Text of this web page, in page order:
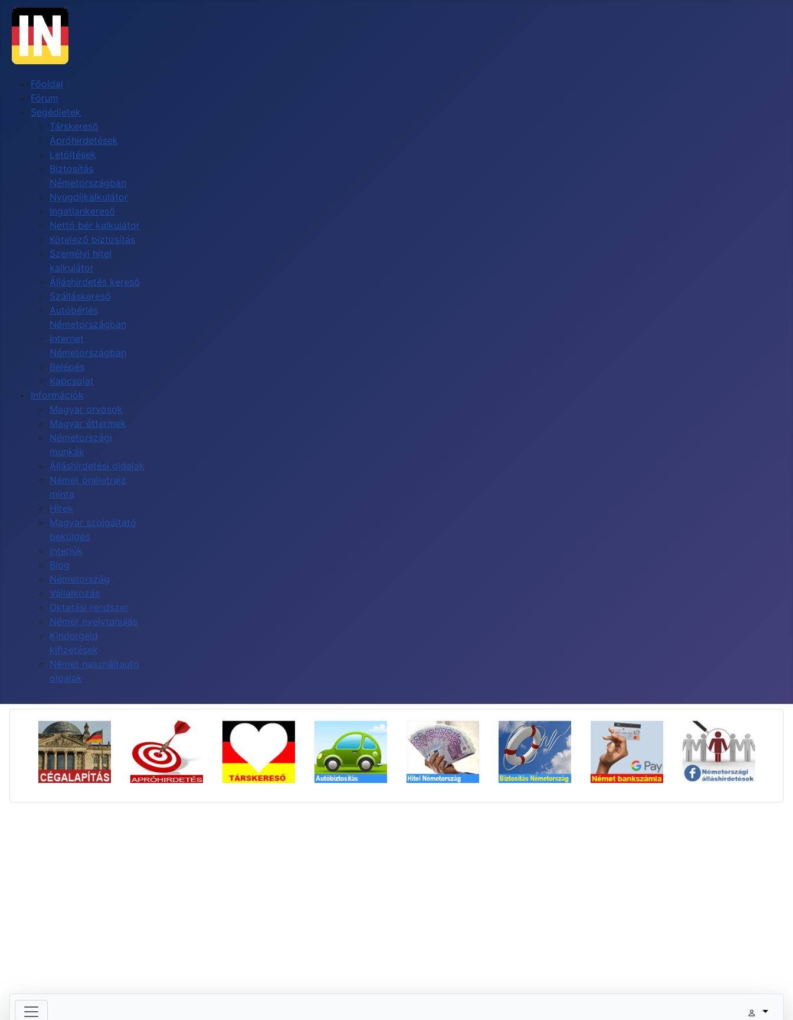
Főoldal
Fórum
Segédletek
Társkereső
Apróhirdetések
Letöltések
Biztosítás
Németországban
Nyugdíjkalkulátor
Ingatlankereső
Nettó bér kalkulátor
Kötelező biztosítás
Személyi hitel
kalkulátor
Álláshirdetés kereső
Szálláskereső
Autóbérlés
Németországban
Internet
Németországban
Belépés
Kapcsolat
Információk
Magyar orvosok
Magyar éttermek
Németországi
munkák
Álláshirdetési oldalak
Német önéletrajz
minta
Hírek
Magyar szolgáltató
beküldés
Interjúk
Blog
Németország
Vállalkozás
Oktatási rendszer
Német nyelvtanulás
Kindergeld
kifizetések
Német használtautó
oldalak